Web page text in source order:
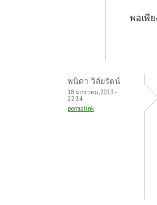
พอเพี
พนิดา วิลัยรัตน์
18 มกราคม, 2013 -
22:34
permalink